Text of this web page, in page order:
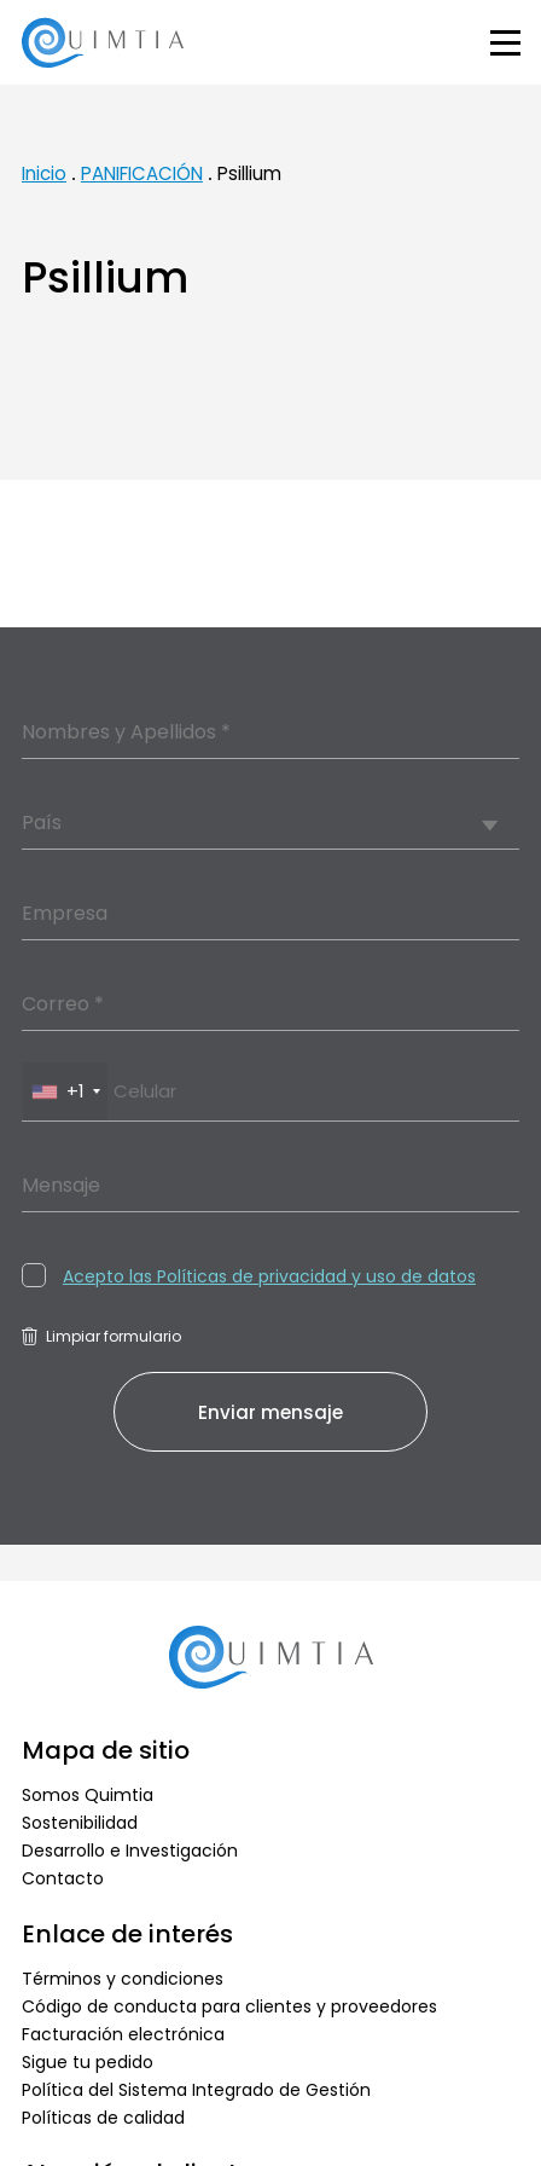
Inicio PANIFICACIÓN Psillium
Psillium
Nombres y Apellidos *
País
Empresa
Correo *
+1
Mensaje
Acepto las Políticas de privacidad y uso de datos
Limpiar formulario
Mapa de sitio
Somos Quimtia
Sostenibilidad
Desarrollo e Investigación
Contacto
Enlace de interés
Términos y condiciones
Código de conducta para clientes y proveedores
Facturación electrónica
Sigue tu pedido
Política del Sistema Integrado de Gestión
Políticas de calidad